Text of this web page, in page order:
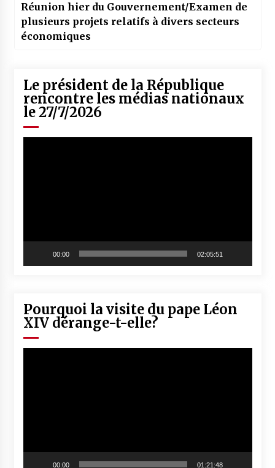
Réunion hier du Gouvernement/Examen de
plusieurs projets relatifs à divers secteurs
économiques
Le président de la République
rencontre les médias nationaux
le 27/7/2026
00:00 02:05:51
Pourquoi la visite du pape Léon
XIV dérange-t-elle?
00:00 01:21:48